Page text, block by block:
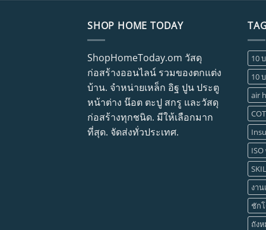
SHOP HOME TODAY
ShopHomeToday.om วัสดุ
ก่อสร้างออนไลน์ รวมของตกแต่ง
บ้าน. จำหน่ายเหล็ก อิฐ ปูน ประตู
หน้าต่าง น๊อต ตะปู สกรู และวัสดุ
ก่อสร้างทุกชนิด. มีให้เลือกมาก
ที่สุด. จัดส่งทั่วประเทศ.
10
10
air
งา
ชัก
ถัง